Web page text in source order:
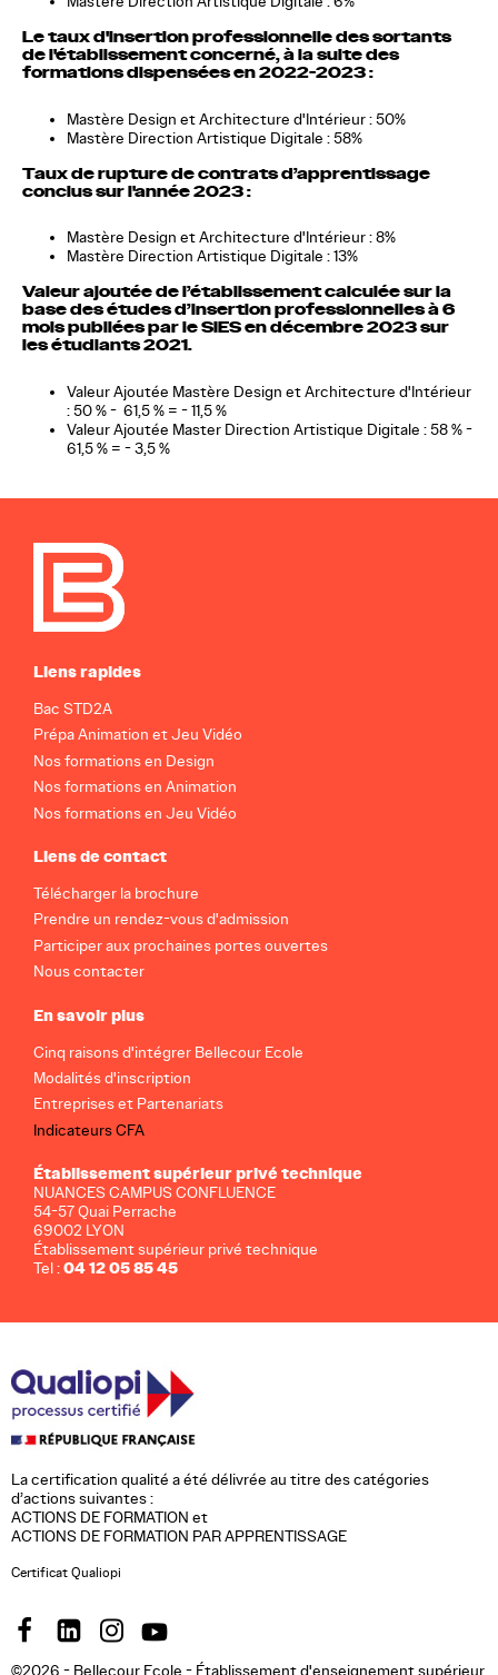
Le taux d'insertion professionnelle des sortants
de l'établissement concerné, à la suite des
formations dispensées en 2022-2023 :
Mastère Design et Architecture d'Intérieur : 50%
Mastère Direction Artistique Digitale : 58%
Taux de rupture de contrats d’apprentissage
conclus sur l'année 2023 :
Mastère Design et Architecture d'Intérieur : 8%
Mastère Direction Artistique Digitale : 13%
Valeur ajoutée de l’établissement calculée sur la
base des études d’insertion professionnelles à 6
mois publiées par le SIES en décembre 2023 sur
les étudiants 2021.
Valeur Ajoutée Mastère Design et Architecture d'Intérieur
: 50 % - 61,5 % = - 11,5 %
Valeur Ajoutée Master Direction Artistique Digitale : 58 % -
61,5 % = - 3,5 %
Liens rapides
Bac STD2A
Prépa Animation et Jeu Vidéo
Nos formations en Design
Nos formations en Animation
Nos formations en Jeu Vidéo
Liens de contact
Télécharger la brochure
Prendre un rendez-vous d'admission
Participer aux prochaines portes ouvertes
Nous contacter
En savoir plus
Cinq raisons d'intégrer Bellecour Ecole
Modalités d'inscription
Entreprises et Partenariats
Indicateurs CFA
Établissement supérieur privé technique
NUANCES CAMPUS CONFLUENCE
54-57 Quai Perrache
69002 LYON
Établissement supérieur privé technique
Tel :04 12 05 85 45
La certification qualité a été délivrée au titre des catégories
d’actions suivantes :
ACTIONS DE FORMATION et
ACTIONS DE FORMATION PAR APPRENTISSAGE
Certificat Qualiopi